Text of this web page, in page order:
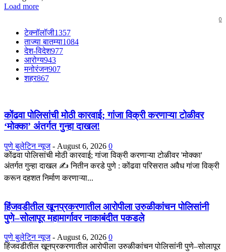
Load more
0
टेक्नॉलॉजी1357
ताज्या बातम्या1084
देश-विदेश977
आरोग्य943
मनोरंजन907
शहर867
कोंढवा पोलिसांची मोठी कारवाई; गांजा विक्री करणाऱ्या टोळीवर
‘मोक्का’ अंतर्गत गुन्हा दाखल!
पुणे बुलेटिन न्यूज - August 6, 2026 0
कोंढवा पोलिसांची मोठी कारवाई; गांजा विक्री करणाऱ्या टोळीवर 'मोक्का'
अंतर्गत गुन्हा दाखल ✍️ नितीन करडे पुणे : कोंढवा परिसरात अवैध गांजा विक्री
करून दहशत निर्माण करणाऱ्या...
हिंजवडीतील खूनप्रकरणातील आरोपीला उरुळीकांचन पोलिसांनी
पुणे–सोलापूर महामार्गावर नाकाबंदीत पकडले
पुणे बुलेटिन न्यूज - August 6, 2026 0
हिंजवडीतील खूनप्रकरणातील आरोपीला उरुळीकांचन पोलिसांनी पुणे–सोलापूर